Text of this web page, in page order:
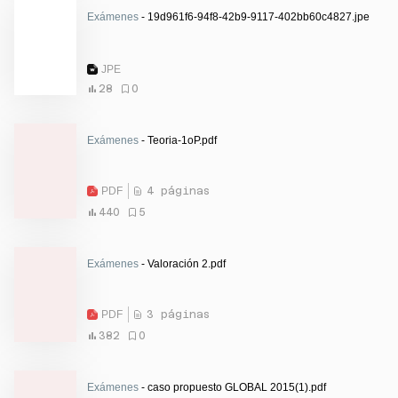
Exámenes - 19d961f6-94f8-42b9-9117-402bb60c4827.jpe
JPE
28
0
Exámenes - Teoria-1oP.pdf
PDF
4 páginas
440
5
Exámenes - Valoración 2.pdf
PDF
3 páginas
382
0
Exámenes - caso propuesto GLOBAL 2015(1).pdf